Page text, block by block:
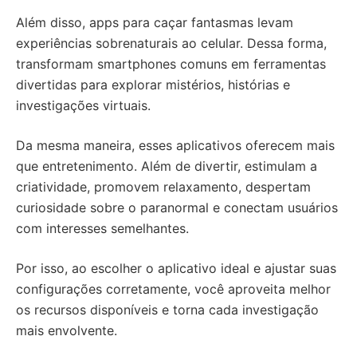
Além disso, apps para caçar fantasmas levam
experiências sobrenaturais ao celular. Dessa forma,
transformam smartphones comuns em ferramentas
divertidas para explorar mistérios, histórias e
investigações virtuais.
Da mesma maneira, esses aplicativos oferecem mais
que entretenimento. Além de divertir, estimulam a
criatividade, promovem relaxamento, despertam
curiosidade sobre o paranormal e conectam usuários
com interesses semelhantes.
Por isso, ao escolher o aplicativo ideal e ajustar suas
configurações corretamente, você aproveita melhor
os recursos disponíveis e torna cada investigação
mais envolvente.